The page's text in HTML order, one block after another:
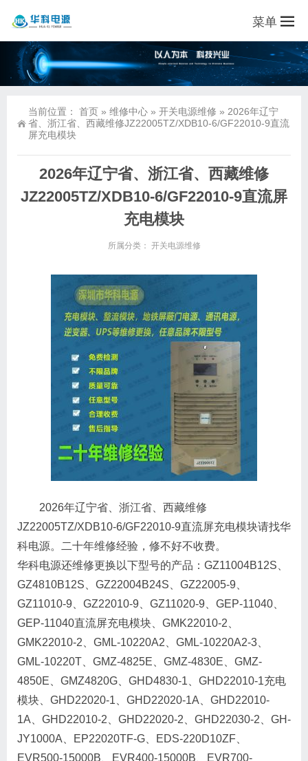
菜单
当前位置： 首页 » 维修中心 » 开关电源维修 » 2026年辽宁
省、浙江省、西藏维修JZ22005TZ/XDB10-6/GF22010-9直流
屏充电模块
2026年辽宁省、浙江省、西藏维修
JZ22005TZ/XDB10-6/GF22010-9直流屏
充电模块
所属分类： 开关电源维修
2026年辽宁省、浙江省、西藏维修
JZ22005TZ/XDB10-6/GF22010-9直流屏充电模块请找华
科电源。二十年维修经验，修不好不收费。
华科电源还维修更换以下型号的产品：GZ11004B12S、
GZ4810B12S、GZ22004B24S、GZ22005-9、
GZ11010-9、GZ22010-9、GZ11020-9、GEP-11040、
GEP-11040直流屏充电模块、GMK22010-2、
GMK22010-2、GML-10220A2、GML-10220A2-3、
GML-10220T、GMZ-4825E、GMZ-4830E、GMZ-
4850E、GMZ4820G、GHD4830-1、GHD22010-1充电
模块、GHD22020-1、GHD22020-1A、GHD22010-
1A、GHD22010-2、GHD22020-2、GHD22030-2、GH-
JY1000A、EP22020TF-G、EDS-220D10ZF、
EVR500-15000B、EVR400-15000B、EVR700-